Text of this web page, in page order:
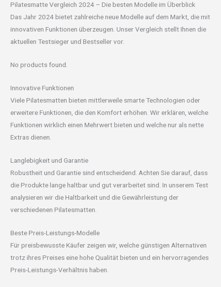
Pilatesmatte Vergleich 2024 – Die besten Modelle im Überblick
Das Jahr 2024 bietet zahlreiche neue Modelle auf dem Markt, die mit
innovativen Funktionen überzeugen. Unser Vergleich stellt Ihnen die
aktuellen Testsieger und Bestseller vor.
No products found.
Innovative Funktionen
Viele Pilatesmatten bieten mittlerweile smarte Technologien oder
erweitere Funktionen, die den Komfort erhöhen. Wir erklären, welche
Funktionen wirklich einen Mehrwert bieten und welche nur als nette
Extras dienen.
Langlebigkeit und Garantie
Robustheit und Garantie sind entscheidend. Achten Sie darauf, dass
die Produkte lange haltbar und gut verarbeitet sind. In unserem Test
analysieren wir die Haltbarkeit und die Gewährleistung der
verschiedenen Pilatesmatten.
Beste Preis-Leistungs-Modelle
Für preisbewusste Käufer zeigen wir, welche günstigen Alternativen
trotz ihres Preises eine hohe Qualität bieten und ein hervorragendes
Preis-Leistungs-Verhältnis haben.